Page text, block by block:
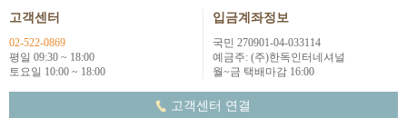
고객센터
02-522-0869
평일 09:30 ~ 18:00
토요일 10:00 ~ 18:00
입금계좌정보
국민 270901-04-033114
예금주: (주)한독인터네셔널
월~금 택배마감 16:00
고객센터 연결